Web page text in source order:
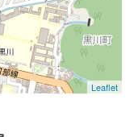
Leaflet